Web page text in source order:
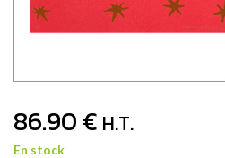
86.90€ H.T.
En stock